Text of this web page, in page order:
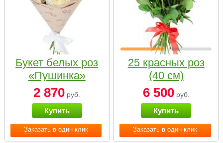
Заказать в один клик
Букет белых роз
«Пушинка»
2 870 руб.
Купить
Заказать в один клик
25 красных роз
(40 см)
6 500руб.
Купить